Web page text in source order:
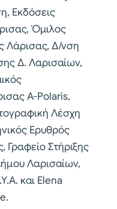
Εκδόσεις
Όμιλος
Λάρισας, Δ/νση
Δ. Λαρισαίων,
A-Polaris,
Λέσχη
Ερυθρός
Στήριξης
Λαρισαίων,
και Elena